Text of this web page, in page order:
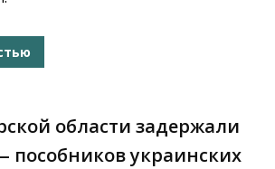
области задержали
пособников украинских